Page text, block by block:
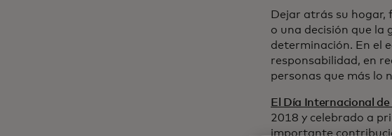
Dejar atrás su hogar,
o una decisión que la
determinación. En el
responsabilidad, en
personas que más lo
El Día Internacional
2018 y celebrado a
importante